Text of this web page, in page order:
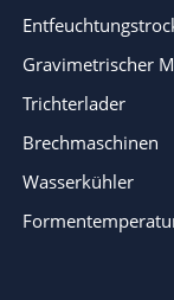
Gravimetrischer
Trichterlader
Brechmaschinen
Wasserkühler